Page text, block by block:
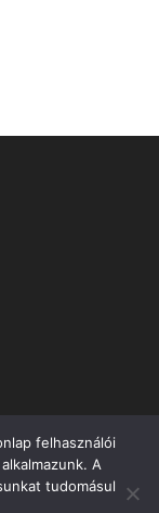
felhasználói
A
tudomásul